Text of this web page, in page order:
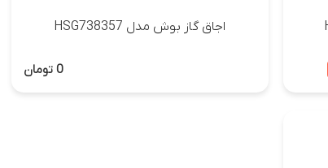
اجاق گاز بوش مدل HSG738357
0 تومان